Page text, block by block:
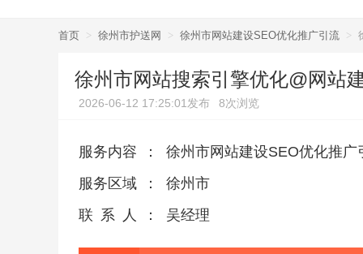
首页 > 徐州市护送网 > 徐州市网站建设SEO优化推广引流 >
徐州市网站搜索引擎优化@网站
2026-06-12 17:25:01发布 8次浏览
服务内容 ：
徐州市网站建设SEO优化推广
服务区域
：
徐州市
联系人
： 吴经理